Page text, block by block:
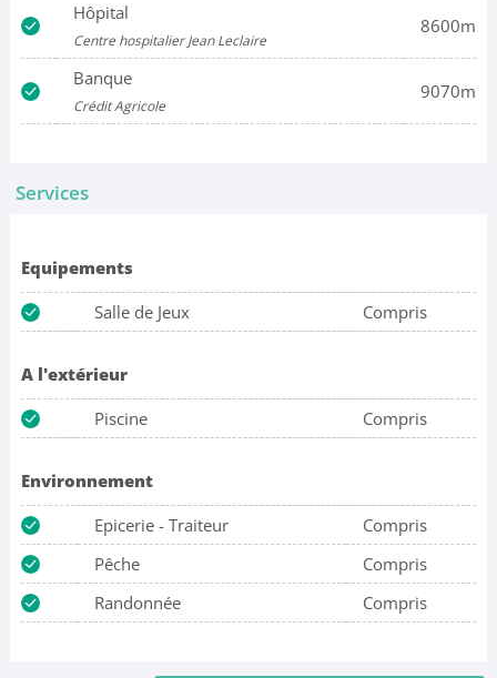
Hôpital
Centre hospitalier Jean Leclaire
8600m
Banque
Crédit Agricole
9070m
Services
Equipements
Salle de Jeux
Compris
A l'extérieur
Piscine
Compris
Environnement
Epicerie - Traiteur
Compris
Pêche
Compris
Randonnée
Compris